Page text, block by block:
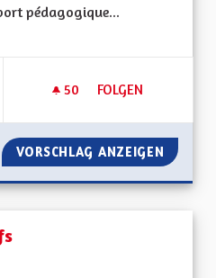
pédagogique...
50 50 FOLLOWER
FOLGEN
TABLEAUX
VORSCHLAG ANZEIGEN